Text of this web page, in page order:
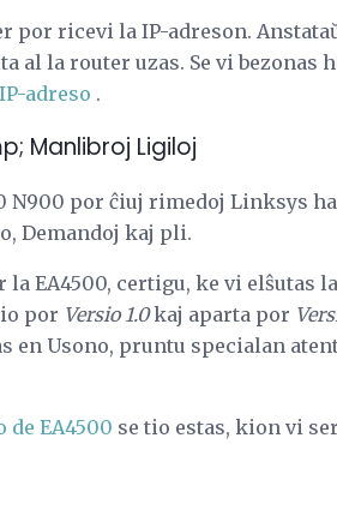
por ricevi la IP-adreson.
la router uzas. Se vi bezonas
adreso .
Manlibroj Ligiloj
por ĉiuj rimedoj Linksys
Demandoj kaj pli.
EA4500, certigu, ke vi elŝutas
por Versio 1.0kaj aparta por
en Usono, pruntu specialan
EA4500 se tio estas, kion vi